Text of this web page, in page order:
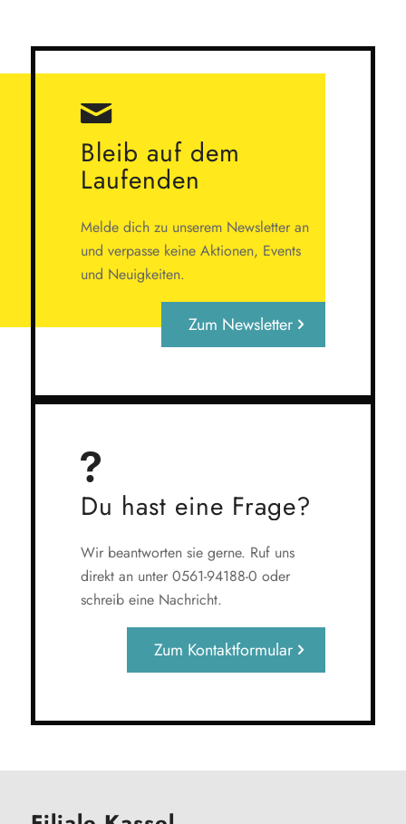
Bleib auf dem
Laufenden
Melde dich zu unserem Newsletter an
und verpasse keine Aktionen, Events
und Neuigkeiten.
Zum Newsletter
Du hast eine Frage?
Wir beantworten sie gerne. Ruf uns
direkt an unter 0561-94188-0 oder
schreib eine Nachricht.
Zum Kontaktformular